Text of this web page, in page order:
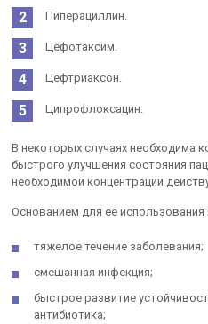
Пиперациллин.
Цефотаксим.
Цефтриаксон.
Ципрофлоксацин.
В некоторых случаях необходима
быстрого улучшения состояния
необходимой концентрации
Основанием для ее
тяжелое течение заболевания;
смешанная инфекция;
быстрое развитие
антибиотика;